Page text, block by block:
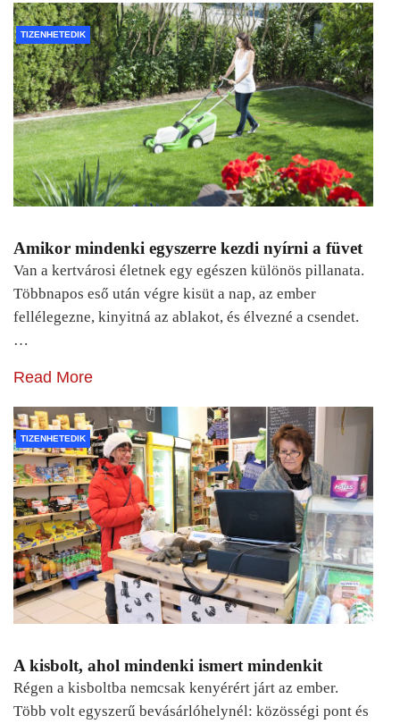
TIZENHETEDIK
Amikor mindenki egyszerre kezdi nyírni a füvet
Van a kertvárosi életnek egy egészen különös pillanata.
Többnapos eső után végre kisüt a nap, az ember
fellélegezne, kinyitná az ablakot, és élvezné a csendet.
…
Read More
TIZENHETEDIK
A kisbolt, ahol mindenki ismert mindenkit
Régen a kisboltba nemcsak kenyérért járt az ember.
Több volt egyszerű bevásárlóhelynél: közösségi pont és